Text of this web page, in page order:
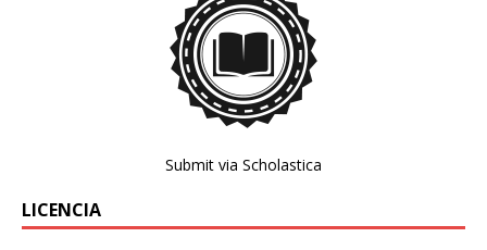
Submit via Scholastica
LICENCIA